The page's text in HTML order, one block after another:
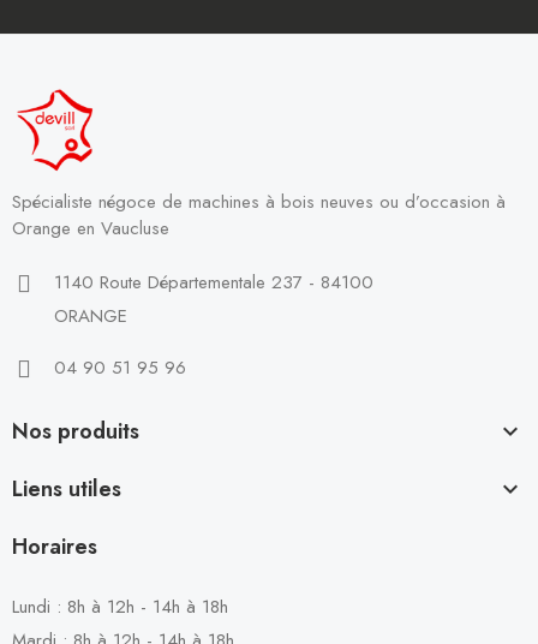
Spécialiste négoce de machines à bois neuves ou d’occasion à
Orange en Vaucluse
1140 Route Départementale 237 - 84100
ORANGE
04 90 51 95 96
Nos produits 
Liens utiles 
Horaires
Lundi : 8h à 12h - 14h à 18h